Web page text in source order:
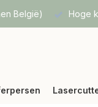
België) Hoge